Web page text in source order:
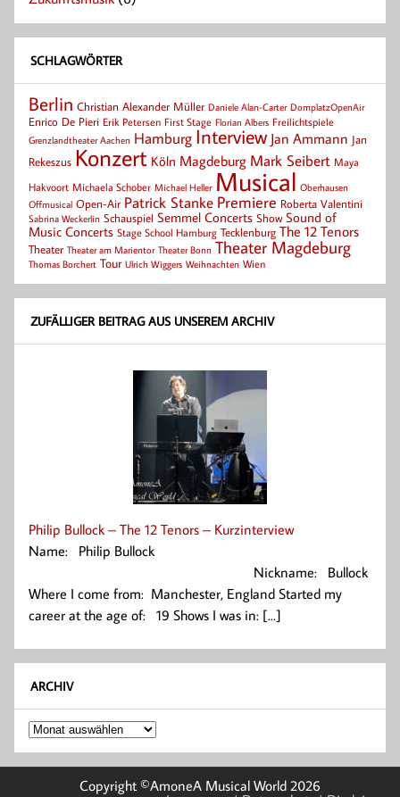
SCHLAGWÖRTER
Berlin Christian Alexander Müller Daniele Alan-Carter DomplatzOpenAir
Enrico De Pieri Erik Petersen First Stage Florian Albers Freilichtspiele
Grenzlandtheater Aachen Hamburg Interview Jan Ammann Jan
Rekeszus Konzert Köln Magdeburg Mark Seibert Maya
Hakvoort Michaela Schober Michael Heller Musical Oberhausen
Offmusical Open-Air Patrick Stanke Premiere Roberta Valentini
Sabrina Weckerlin Schauspiel Semmel Concerts Show Sound of
Music Concerts Stage School Hamburg Tecklenburg The 12 Tenors
Theater Theater am Marientor Theater Bonn Theater Magdeburg
Thomas Borchert Tour Ulrich Wiggers Weihnachten Wien
ZUFÄLLIGER BEITRAG AUS UNSEREM ARCHIV
Philip Bullock – The 12 Tenors – Kurzinterview
Name: Philip Bullock
Nickname: Bullock
Where I come from: Manchester, England Started my
career at the age of: 19 Shows I was in: [...]
ARCHIV
Archiv
Copyright ©AmoneA Musical World 2026